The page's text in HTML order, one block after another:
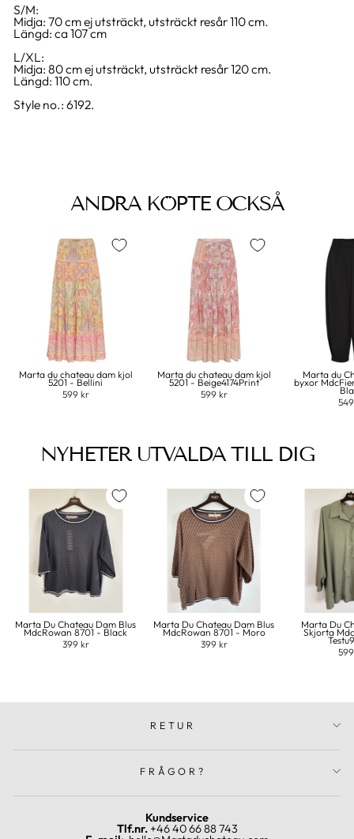
S/M:
Midja: 70 cm ej utsträckt, utsträckt resår 110 cm.
Längd: ca 107 cm
L/XL:
Midja: 80 cm ej utsträckt, utsträckt resår 120 cm.
Längd: 110 cm.
Style no.: 6192.
ANDRA KÖPTE OCKSÅ
Marta du chateau dam kjol
5201 - Bellini
599 kr
Marta du chateau dam kjol
5201 - Beige4174Print
599 kr
Marta du
byxor
NYHETER UTVALDA TILL DIG
Marta Du Chateau Dam Blus
MdcRowan 8701 - Black
399 kr
Marta Du Chateau Dam Blus
MdcRowan 8701 - Moro
399 kr
Marta Du
Skjorta
RETUR
FRÅGOR?
Kundservice
Tlf.nr.+46 40 66 88 743